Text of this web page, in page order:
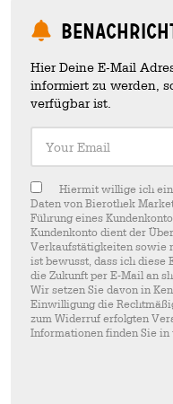
Hier Deine E-Mail
informiert zu werden,
verfügbar ist.
Hiermit willige ich
Daten von Bierothek
Führung eines
Kundenkonto dient der
Verkaufstätigkeiten sowie
ist bewusst, dass ich
die Zukunft per E-Mail an
Wir setzen Sie davon in
Einwilligung die
zum Widerruf erfolgten
Informationen finden Sie in